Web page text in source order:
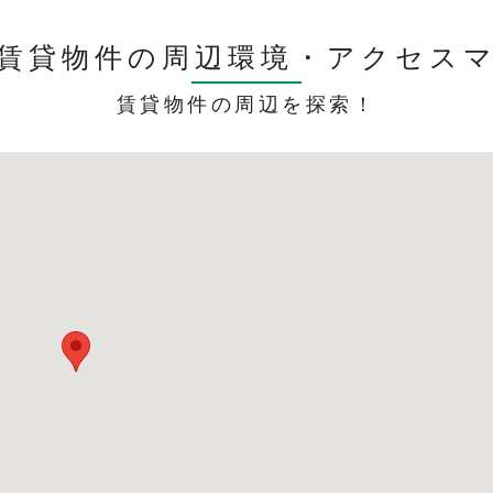
貸物件の周辺環境・ アクセス
賃貸物件の周辺を探索！